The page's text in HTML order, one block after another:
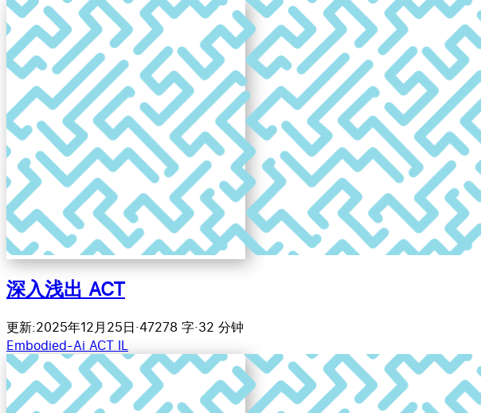
深入浅出 ACT
更新:2025年12月25日·47278 字·32 分钟
Embodied-Ai ACT IL